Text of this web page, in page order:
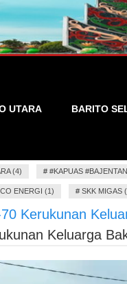
UTARA BARITO
(4) # #KAPUAS
ENERGI (1) # SKK MIGAS
Kerukunan
Keluarga